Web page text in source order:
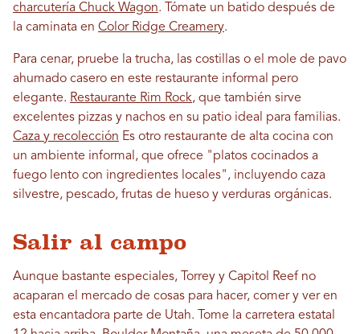
charcutería Chuck Wagon. Tómate un batido después de
la caminata en Color Ridge Creamery.
Para cenar, pruebe la trucha, las costillas o el mole de pavo
ahumado casero en este restaurante informal pero
elegante. Restaurante Rim Rock, que también sirve
excelentes pizzas y nachos en su patio ideal para familias.
Caza y recolección Es otro restaurante de alta cocina con
un ambiente informal, que ofrece "platos cocinados a
fuego lento con ingredientes locales", incluyendo caza
silvestre, pescado, frutas de hueso y verduras orgánicas.
Salir al campo
Aunque bastante especiales, Torrey y Capitol Reef no
acaparan el mercado de cosas para hacer, comer y ver en
esta encantadora parte de Utah. Tome la carretera estatal